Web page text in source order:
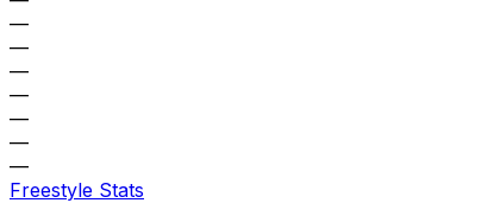
—
—
—
—
—
—
—
Freestyle Stats